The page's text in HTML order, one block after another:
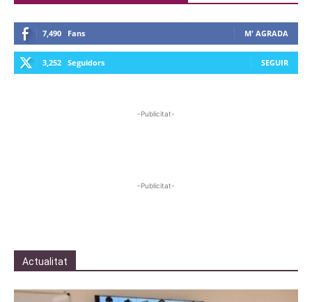
7,490 Fans M' AGRADA
3,252 Seguidors SEGUIR
-Publicitat-
-Publicitat-
Actualitat